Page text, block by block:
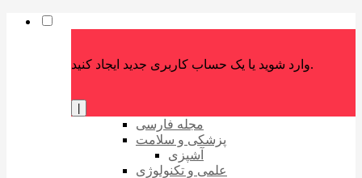
وارد شوید یا یک حساب کاربری جدید ایجاد کنید.
مجله فارسی
پزشکی و سلامت
آشپزی
علمی و تکنولوژی